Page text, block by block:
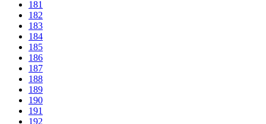
181
182
183
184
185
186
187
188
189
190
191
192